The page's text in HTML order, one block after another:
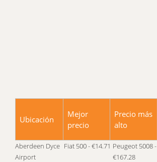
Avis Oxford
Avis Peterborough
Avis Plymouth
Avis Southampton
Ubicación
Mejor
precio
Precio más
alto
Aberdeen Dyce
Airport
Fiat 500 - €14.71 Peugeot 5008 -
€167.28